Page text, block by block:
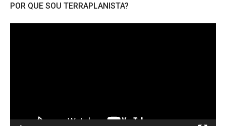
POR QUE SOU TERRAPLANISTA?